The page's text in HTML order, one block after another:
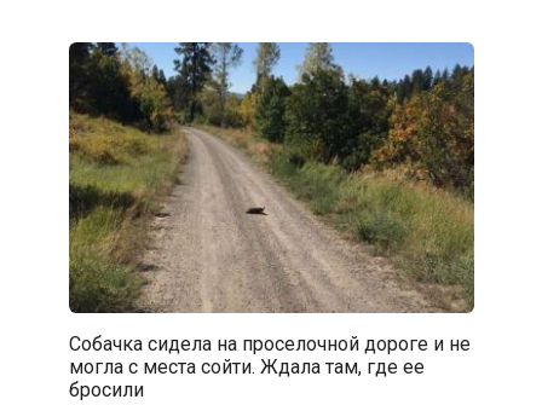
Собачка сидела на проселочной дороге и не
могла с места сойти. Ждала там, где ее
бросили